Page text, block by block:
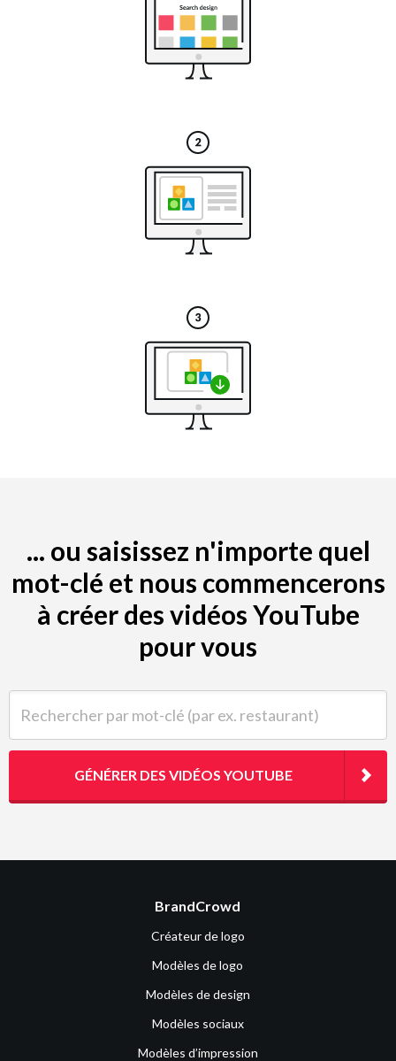
... ou saisissez n'importe quel
mot-clé et nous commencerons
à créer des vidéos YouTube
pour vous
GÉNÉRER DES VIDÉOS YOUTUBE
BrandCrowd
Créateur de logo
Modèles de logo
Modèles de design
Modèles sociaux
Modèles d’impression